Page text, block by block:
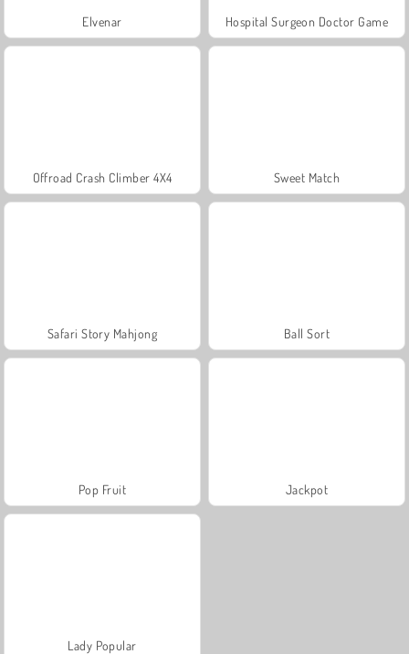
Elvenar Hospital Surgeon Doctor Game
Offroad Crash Climber 4X4 Sweet Match
Safari Story Mahjong Ball Sort
Pop Fruit Jackpot
Lady Popular